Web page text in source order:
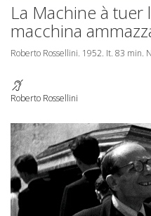
La Machine à tuer
macchina
Roberto Rossellini. 1952. It. 83 min.
Roberto Rossellini